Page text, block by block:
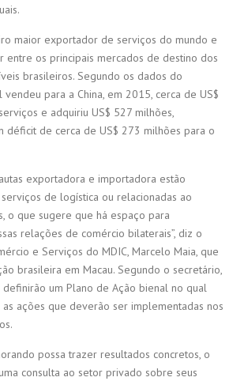
maior exportador de serviços do mundo e
entre os principais mercados de destino dos
brasileiros. Segundo os dados do
vendeu para a China, em 2015, cerca de US$
e adquiriu US$ 527 milhões,
déficit de cerca de US$ 273 milhões para o
exportadora e importadora estão
de logística ou relacionadas ao
o que sugere que há espaço para
relações de comércio bilaterais”, diz o
e Serviços do MDIC, Marcelo Maia, que
brasileira em Macau. Segundo o secretário,
definirão um Plano de Ação bienal no qual
ações que deverão ser implementadas nos
possa trazer resultados concretos, o
consulta ao setor privado sobre seus